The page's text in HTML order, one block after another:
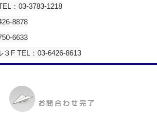
：03-3783-1218
8878
6633
F TEL：03-6426-8613